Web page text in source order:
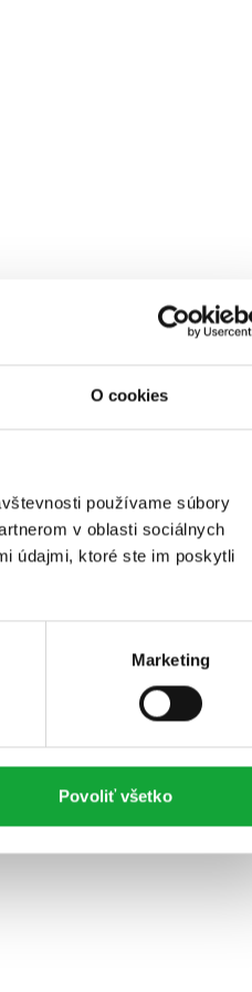
O cookies
používame súbory
v oblasti sociálnych
údajmi, ktoré ste im poskytli
Marketing
Povoliť všetko